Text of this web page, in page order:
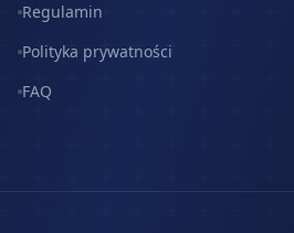
Regulamin
Polityka prywatności
FAQ